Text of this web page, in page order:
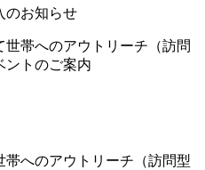
のお知らせ
帯へのアウトリーチ（訪問型